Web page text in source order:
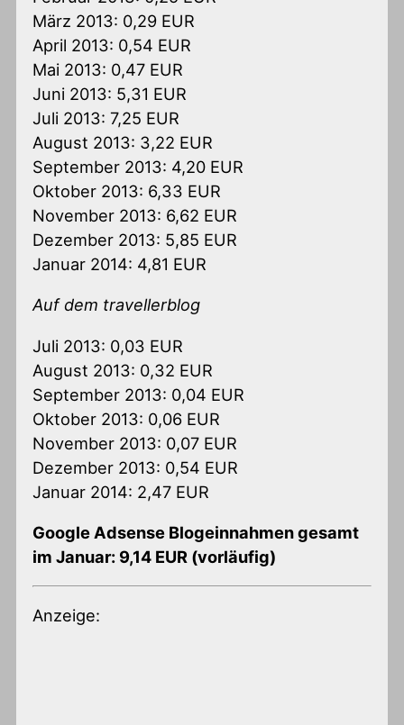
März 2013: 0,29 EUR
April 2013: 0,54 EUR
Mai 2013: 0,47 EUR
Juni 2013: 5,31 EUR
Juli 2013: 7,25 EUR
August 2013: 3,22 EUR
September 2013: 4,20 EUR
Oktober 2013: 6,33 EUR
November 2013: 6,62 EUR
Dezember 2013: 5,85 EUR
Januar 2014: 4,81 EUR
Auf dem travellerblog
Juli 2013: 0,03 EUR
August 2013: 0,32 EUR
September 2013: 0,04 EUR
Oktober 2013: 0,06 EUR
November 2013: 0,07 EUR
Dezember 2013: 0,54 EUR
Januar 2014: 2,47 EUR
Google Adsense Blogeinnahmen gesamt
im Januar: 9,14 EUR (vorläufig)
Anzeige: